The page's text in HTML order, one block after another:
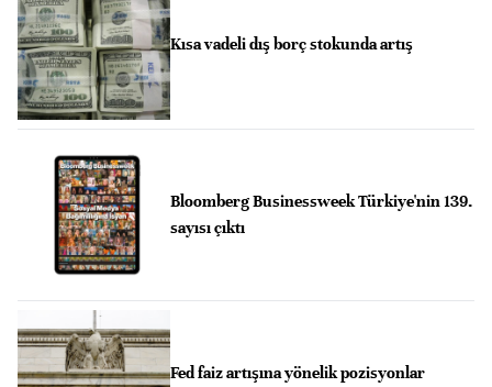
Kısa vadeli dış borç stokunda artış
Bloomberg Businessweek Türkiye'nin 139.
sayısı çıktı
Fed faiz artışına yönelik pozisyonlar